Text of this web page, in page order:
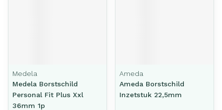
Medela
Medela Borstschild
Personal Fit Plus Xxl
36mm 1p
Ameda
Ameda Borstschild
Inzetstuk 22,5mm